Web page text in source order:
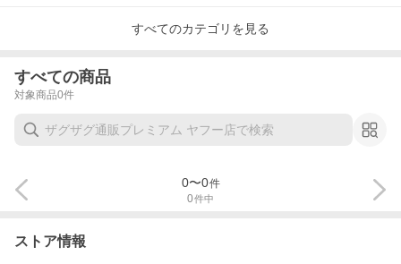
すべてのカテゴリを見る
すべての商品
対象商品0件
0件中
0〜0件
ストア情報